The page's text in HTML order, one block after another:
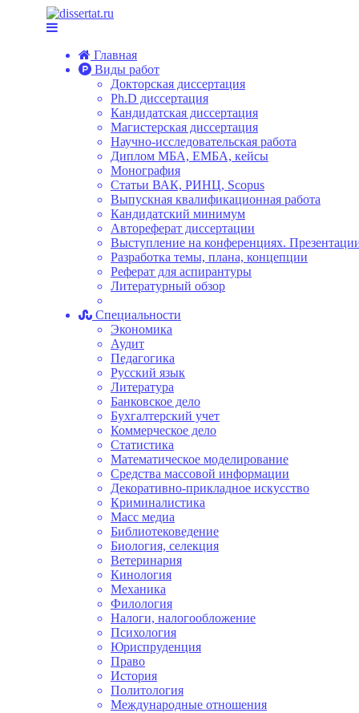
Главная
Виды работ
Докторская диссертация
Ph.D диссертация
Кандидатская диссертация
Магистерская диссертация
Научно-исследовательская работа
Диплом МБА, ЕМБА, кейсы
Монография
Статьи ВАК, РИНЦ, Scopus
Выпускная квалификационная работа
Кандидатский минимум
Автореферат диссертации
Выступление на конференциях.
Разработка темы, плана, концепции
Реферат для аспирантуры
Литературный обзор
Специальности
Экономика
Аудит
Педагогика
Русский язык
Литература
Банковское дело
Бухгалтерский учет
Коммерческое дело
Статистика
Математическое моделирование
Средства массовой информации
Декоративно-прикладное искусство
Криминалистика
Масс медиа
Библиотековедение
Биология, селекция
Ветеринария
Кинология
Механика
Филология
Налоги, налогообложение
Психология
Юриспруденция
Право
История
Политология
Международные отношения